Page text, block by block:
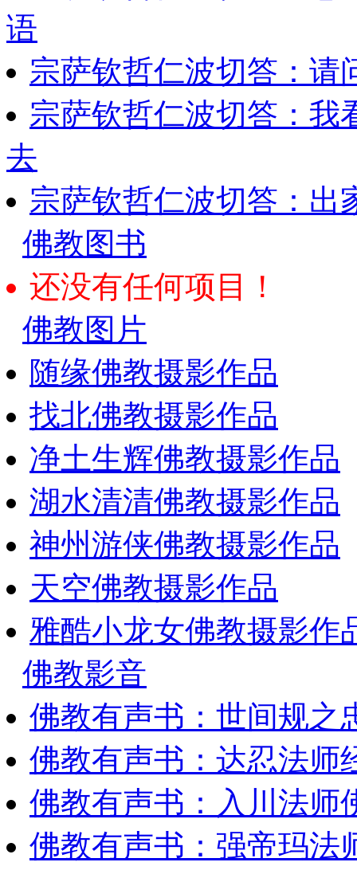
语
宗萨钦哲仁波切答：请
宗萨钦哲仁波切答：我
去
宗萨钦哲仁波切答：出
佛教图书
还没有任何项目！
佛教图片
随缘佛教摄影作品
找北佛教摄影作品
净土生辉佛教摄影作品
湖水清清佛教摄影作品
神州游侠佛教摄影作品
天空佛教摄影作品
雅酷小龙女佛教摄影作
佛教影音
佛教有声书：世间规
佛教有声书：达忍法师
佛教有声书：入川法师
佛教有声书：强帝玛法